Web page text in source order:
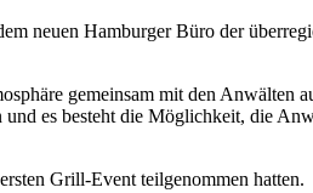
neuen Hamburger Büro der
gemeinsam mit den Anwälten
es besteht die Möglichkeit, die
Grill-Event teilgenommen hatten.